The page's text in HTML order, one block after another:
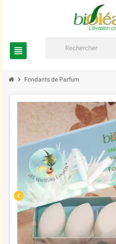
view_headline
chevron_right Fondants de Parfum
chevron_left